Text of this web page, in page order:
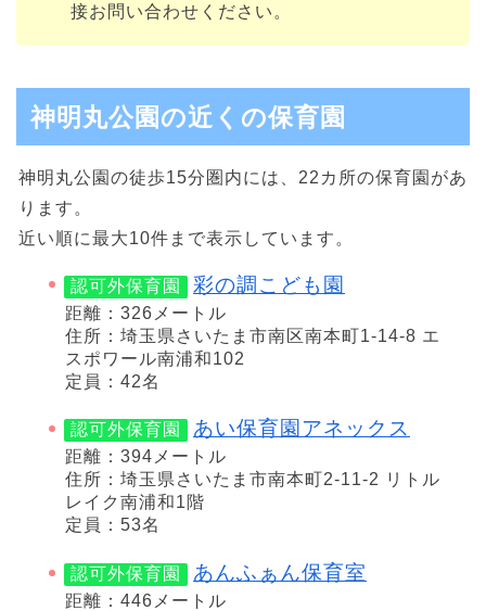
接お問い合わせください。
神明丸公園の近くの保育園
神明丸公園の徒歩15分圏内には、22カ所の保育園があ
ります。
近い順に最大10件まで表示しています。
認可外保育園 彩の調こども園
距離：326メートル
住所：埼玉県さいたま市南区南本町1-14-8 エ
スポワール南浦和102
定員：42名
認可外保育園 あい保育園アネックス
距離：394メートル
住所：埼玉県さいたま市南本町2-11-2 リトル
レイク南浦和1階
定員：53名
認可外保育園 あんふぁん保育室
距離：446メートル